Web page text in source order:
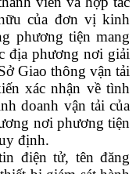
của đơn vị kinh
phương tiện mang
địa phương nơi giải
Giao thông vận tải
xác nhận về tình
doanh vận tải của
nơi phương tiện
định.
điện tử, tên đăng